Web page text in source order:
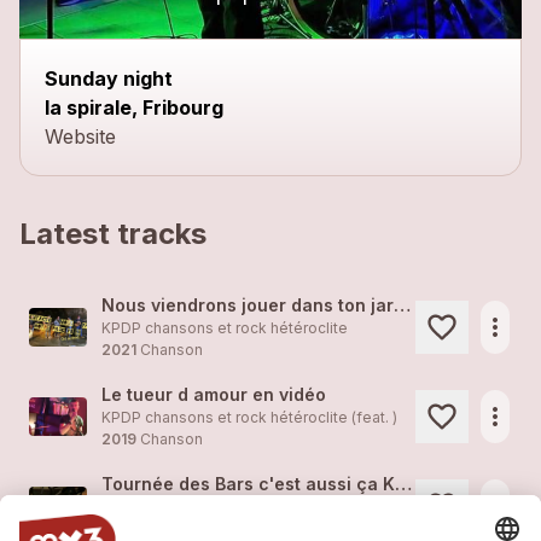
Sunday night
la spirale, Fribourg
Website
Latest tracks
Nous viendrons jouer dans ton jardin !
KPDP chansons et rock hétéroclite
2021 Chanson
more_horiz
Le tueur d amour en vidéo
KPDP chansons et rock hétéroclite (feat. )
2019 Chanson
more_horiz
Tournée des Bars c'est aussi ça KPDP
2019